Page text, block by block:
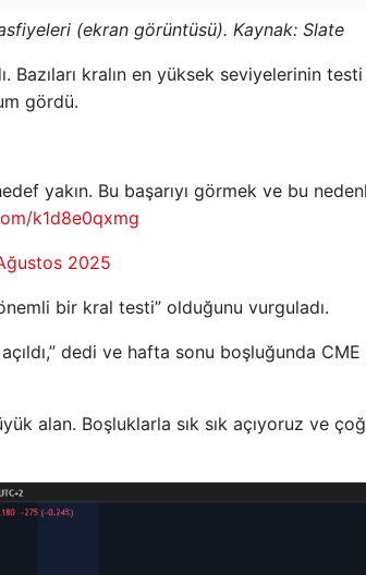
(ekran görüntüsü). Kaynak: Slate
Bazıları kralın en yüksek seviyelerinin
gördü.
yakın. Bu başarıyı görmek ve bu
k1d8e0qxmg
2025
bir kral testi” olduğunu vurguladı.
dedi ve hafta sonu boşluğunda
alan. Boşluklarla sık sık açıyoruz ve